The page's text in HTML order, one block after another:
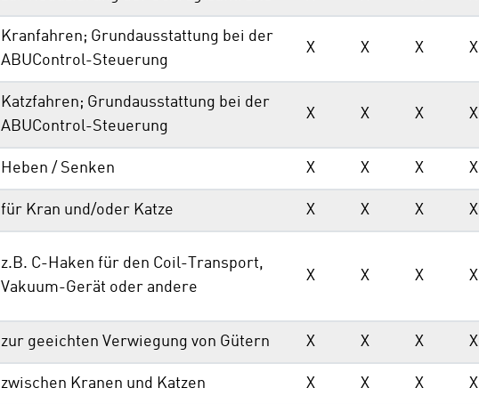
Kranfahren; Grundausstattung bei der
ABUControl-Steuerung
X X X X
Katzfahren; Grundausstattung bei der
ABUControl-Steuerung
X X X X
Heben / Senken X X X X
für Kran und/oder Katze X X X X
z.B. C-Haken für den Coil-Transport,
Vakuum-Gerät oder andere
X X X X
zur geeichten Verwiegung von Gütern X X X X
zwischen Kranen und Katzen X X X X